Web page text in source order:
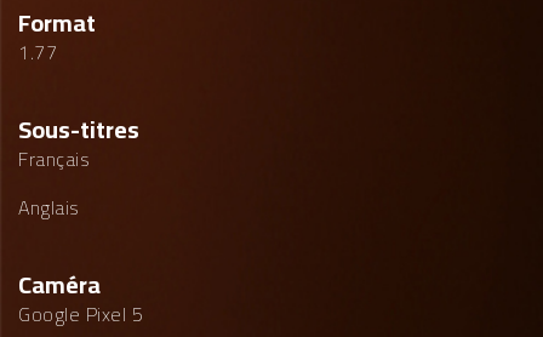
Format
1.77
Sous-titres
Français
Anglais
Caméra
Google Pixel 5